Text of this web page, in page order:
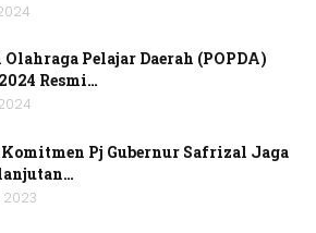
Olahraga Pelajar Daerah (POPDA)
Resmi…
Pj Gubernur Safrizal Jaga
2023